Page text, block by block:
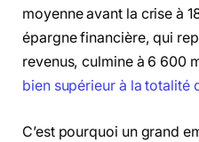
moyenne avant la crise à
épargne financière, qui
revenus, culmine à 6 600
bien supérieur à la totalité
C’est pourquoi un grand